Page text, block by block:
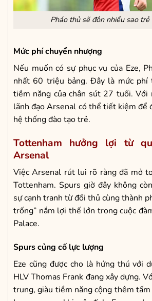
Pháo thủ sẽ đôn nhiều sao trẻ
Mức phí chuyển nhượng
Nếu muốn có sự phục vụ của Eze,
nhất 60 triệu bảng. Đây là mức phí
tiềm năng của chân sút 27 tuổi. Với
lãnh đạo Arsenal có thể tiết kiệm để
hệ thống đào tạo trẻ.
Tottenham hưởng lợi từ
Arsenal
Việc Arsenal rút lui rõ ràng đã mở
Tottenham. Spurs giờ đây không
sự cạnh tranh từ đối thủ cùng thành
trống” nắm lợi thế lớn trong cuộc
Palace.
Spurs củng cố lực lượng
Eze cũng được cho là hứng thú với
HLV Thomas Frank đang xây dựng.
trung, giàu tiềm năng cộng thêm